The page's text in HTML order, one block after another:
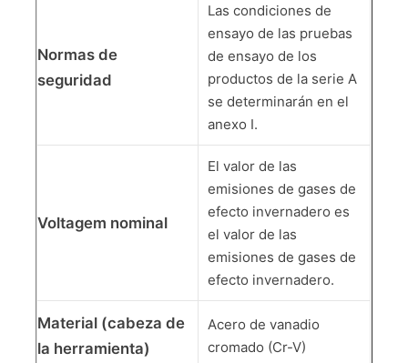
Las pinzas electrónicas
Las pinzas de las juntas de ranura
Normas de
seguridad
Las condiciones de
ensayo de las pruebas
de ensayo de los
productos de la serie A
se determinarán en el
anexo I.
Voltagem nominal
El valor de las
emisiones de gases de
efecto invernadero es
el valor de las
emisiones de gases de
efecto invernadero.
Material (cabeza de
la herramienta)
Acero de vanadio
cromado (Cr-V)